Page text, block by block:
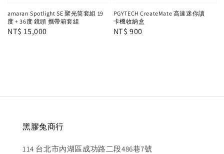
amaran Spotlight SE 聚光筒套組 19
度 + 36度 鏡頭 攜帶箱套組
Regular
NT$ 15,000
PGYTECH CreateMate 高速迷你讀
卡機收納盒
Regular
NT$ 900
黑膠兔商行
114 台北市內湖區成功路二段486巷7號